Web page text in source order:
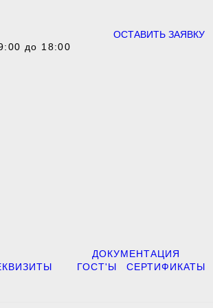
до 18:00
ОСТАВИТЬ ЗАЯВКУ
ДОКУМЕНТАЦИЯ
ГОСТ'Ы
СЕРТИФИКАТЫ